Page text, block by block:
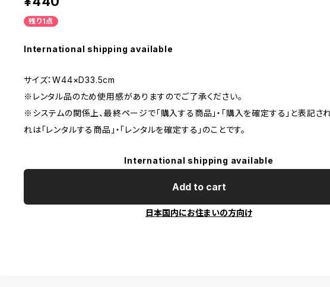
残り1点
International shipping available
サイズ：W44×D33.5cm
※レンタル品のため使用感がありますのでご了承ください。
※システムの関係上、最終ページで「購入する商品」・「購入を確定する」と表記さ
れは「レンタルする商品」・「レンタルを確定する」のことです。
International shipping available
Add to cart
日本国内にお住まいの方向け